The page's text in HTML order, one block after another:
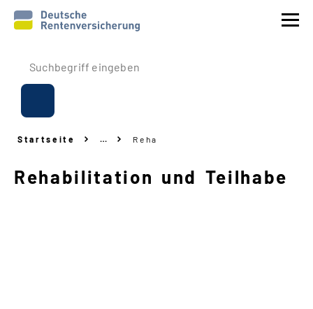
Prävention
Reha
Startseite … Reha
Rehabilitation und Teilhabe